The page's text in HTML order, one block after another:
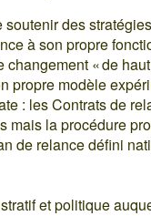
soutenir des
à son propre
« de
propre modèle
: les Contrats de
mais la procédure
de relance défini
et politique